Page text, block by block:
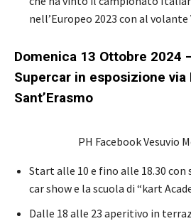
nell’Europeo 2023 con al
Domenica 13 Ottobre 2024
Supercar in esposizione via
Sant’Erasmo
PH Facebook Vesuvio
Start alle 10 e fino alle 18.30
car show e la scuola di “kart
Dalle 18 alle 23 aperitivo in